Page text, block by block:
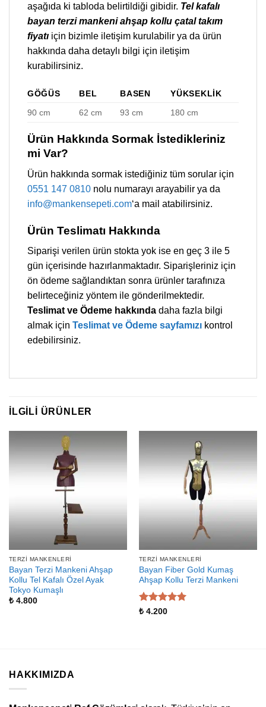
aşağıda ki tabloda belirtildiği gibidir. Tel kafalı
bayan terzi mankeni ahşap kollu çatal takım
fiyatı için bizimle iletişim kurulabilir ya da ürün
hakkında daha detaylı bilgi için iletişim
kurabilirsiniz.
GÖĞÜS BEL BASEN
YÜKSEKLIK
90 cm
62 cm 93 cm 180 cm
Ürün Hakkında Sormak İstedikleriniz
mi Var?
Ürün hakkında sormak istediğiniz tüm sorular için
0551 147 0810 nolu numarayı arayabilir ya da
info@mankensepeti.com‘a mail atabilirsiniz.
Ürün Teslimatı Hakkında
Siparişi verilen ürün stokta yok ise en geç 3 ile 5
gün içerisinde hazırlanmaktadır. Siparişleriniz için
ön ödeme sağlandıktan sonra ürünler tarafınıza
belirteceğiniz yöntem ile gönderilmektedir.
Teslimat ve Ödeme hakkında daha fazla bilgi
almak için Teslimat ve Ödeme sayfamızı kontrol
edebilirsiniz.
İLGILI ÜRÜNLER
TERZI MANKENLERI
Bayan Terzi Mankeni Ahşap
Kollu Tel Kafalı Özel Ayak
Tokyo Kumaşlı
₺4.800
TERZI MANKENLERI
Bayan Fiber Gold Kumaş
Ahşap Kollu Terzi Mankeni
5 üzerinden
₺4.200
HAKKIMIZDA